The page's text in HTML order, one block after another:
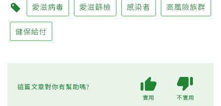
愛滋病毒 愛滋篩檢 感染者 高風險族群
健保給付
這篇文章對你有幫助嗎?
實用 不實用